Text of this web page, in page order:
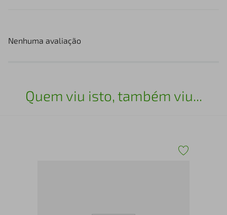
Nenhuma avaliação
Quem viu isto, também viu...